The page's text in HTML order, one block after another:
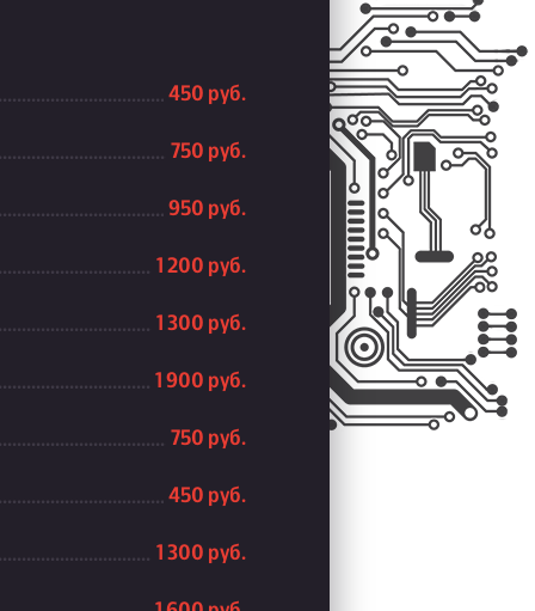
450 руб.
750 руб.
950 руб.
1 200 руб.
1 300 руб.
1 900 руб.
750 руб.
450 руб.
1 300 руб.